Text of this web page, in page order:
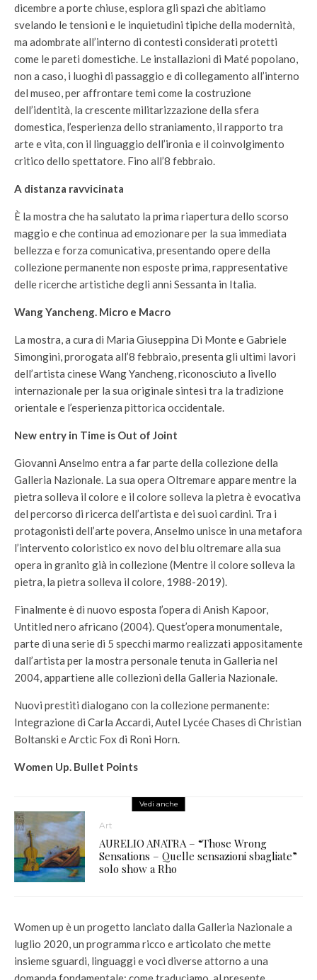
dicembre a porte chiuse, esplora gli spazi che abitiamo
svelando le tensioni e le inquietudini tipiche della modernità,
ma adombrate all’interno di contesti considerati protetti
come le pareti domestiche. Le installazioni di Maté popolano,
non a caso, i luoghi di passaggio e di collegamento all’interno
del museo, per affrontare temi come la costruzione
dell’identità, la crescente militarizzazione della sfera
domestica, l’esperienza dello straniamento, il rapporto tra
arte e vita, con il linguaggio dell’ironia e il coinvolgimento
critico dello spettatore. Fino all’8 febbraio.
A distanza ravvicinata
È la mostra che ha salutato la prima riapertura dello scorso
maggio e che continua ad emozionare per la sua immediata
bellezza e forza comunicativa, presentando opere della
collezione permanente non esposte prima, rappresentative
delle ricerche artistiche degli anni Sessanta in Italia.
Wang Yancheng. Micro e Macro
La mostra, a cura di Maria Giuseppina Di Monte e Gabriele
Simongini, prorogata all’8 febbraio, presenta gli ultimi lavori
dell’artista cinese Wang Yancheng, riconosciuto a livello
internazionale per la sua originale sintesi tra la tradizione
orientale e l’esperienza pittorica occidentale.
New entry in Time is Out of Joint
Giovanni Anselmo entra a far parte della collezione della
Galleria Nazionale. La sua opera Oltremare appare mentre la
pietra solleva il colore e il colore solleva la pietra è evocativa
del percorso di ricerca dell’artista e dei suoi cardini. Tra i
protagonisti dell’arte povera, Anselmo unisce in una metafora
l’intervento coloristico ex novo del blu oltremare alla sua
opera in granito già in collezione (Mentre il colore solleva la
pietra, la pietra solleva il colore, 1988-2019).
Finalmente è di nuovo esposta l’opera di Anish Kapoor,
Untitled nero africano (2004). Quest’opera monumentale,
parte di una serie di 5 specchi marmo realizzati appositamente
dall’artista per la mostra personale tenuta in Galleria nel
2004, appartiene alle collezioni della Galleria Nazionale.
Nuovi prestiti dialogano con la collezione permanente:
Integrazione di Carla Accardi, Autel Lycée Chases di Christian
Boltanski e Arctic Fox di Roni Horn.
Women Up. Bullet Points
Vedi anche
Art
AURELIO ANATRA – “Those Wrong
Sensations – Quelle sensazioni sbagliate”
solo show a Rho
Women up è un progetto lanciato dalla Galleria Nazionale a
luglio 2020, un programma ricco e articolato che mette
insieme sguardi, linguaggi e voci diverse attorno a una